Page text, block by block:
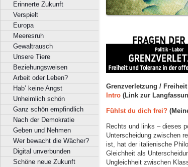
Erinnerte Zukunft
Verspielt
Europa
Meeresruh
Gewaltrausch
Unsere Tiere
Beziehungsweisen
Arbeit oder Leben?
Hab’ keine Angst
Unheimlich schön
Ganz schön empfindlich
Nach der Demokratie
Geben und Nehmen
Wer bewacht die Wächer?
Digital unverbunden
Schöne neue Zukunft
Grenzverletzung /
Intro (Link zur
Fühlst du dich frei?
Rechts und links – dieses
Unterscheidung zwischen
ist, hat der italienische
Gleichheit als
Ungleichheit zwischen